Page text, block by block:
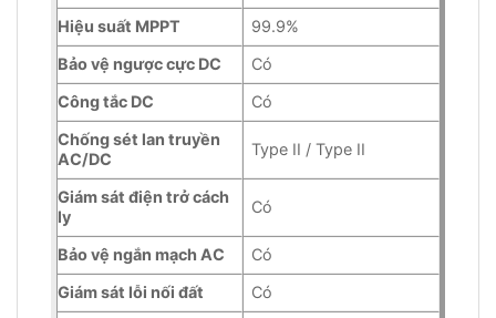
Hiệu suất MPPT
99.9%
Bảo vệ ngược cực DC
Có
Công tắc DC
Có
Chống sét lan truyền
AC/DC
Type II / Type II
Giám sát điện trở cách
ly
Có
Bảo vệ ngắn mạch AC
Có
Giám sát lỗi nối đất
Có